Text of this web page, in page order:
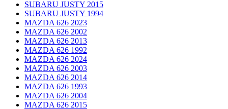
SUBARU JUSTY 2015
SUBARU JUSTY 1994
MAZDA 626 2023
MAZDA 626 2002
MAZDA 626 2013
MAZDA 626 1992
MAZDA 626 2024
MAZDA 626 2003
MAZDA 626 2014
MAZDA 626 1993
MAZDA 626 2004
MAZDA 626 2015